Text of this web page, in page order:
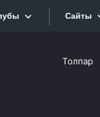
«Запад»
Сайты
Сайты
Толпар